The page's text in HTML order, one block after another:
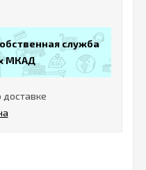
служба
МКАД